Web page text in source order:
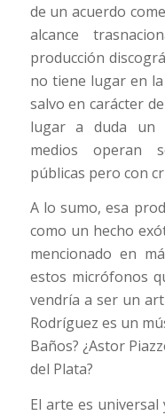
de un acuerdo
alcance
producción
no tiene lugar en
salvo en carácter
lugar a duda un
medios operan
públicas pero con
A lo sumo, esa
como un hecho
mencionado en
estos micrófonos
vendría a ser un
Rodríguez es un
Baños? ¿Astor
del Plata?
El arte es